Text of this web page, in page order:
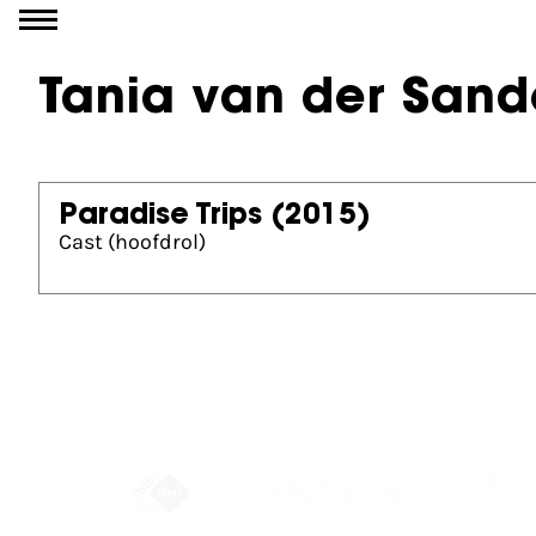
Ga naar inhoud
Tania van der
Paradise Trips (2015)
Cast (hoofdrol)